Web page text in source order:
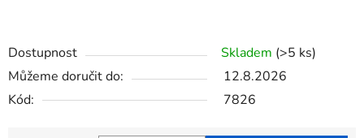
Dostupnost Skladem (>5 ks)
Můžeme doručit do:
12.8.2026
Kód:
7826